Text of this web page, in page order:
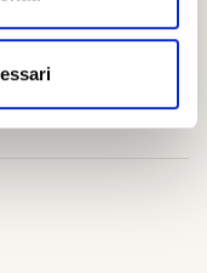
a cliccare su
Cookie Policy
su come